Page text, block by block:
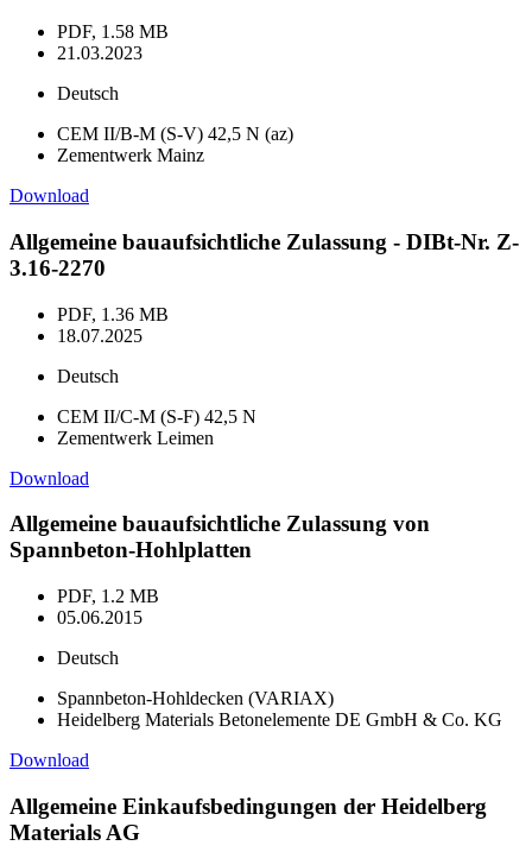
PDF, 1.58 MB
21.03.2023
Deutsch
CEM II/B-M (S-V) 42,5 N (az)
Zementwerk Mainz
Download
Allgemeine bauaufsichtliche Zulassung - DIBt-Nr. Z-
3.16-2270
PDF, 1.36 MB
18.07.2025
Deutsch
CEM II/C-M (S-F) 42,5 N
Zementwerk Leimen
Download
Allgemeine bauaufsichtliche Zulassung von
Spannbeton-Hohlplatten
PDF, 1.2 MB
05.06.2015
Deutsch
Spannbeton-Hohldecken (VARIAX)
Heidelberg Materials Betonelemente DE GmbH & Co. KG
Download
Allgemeine Einkaufsbedingungen der Heidelberg
Materials AG